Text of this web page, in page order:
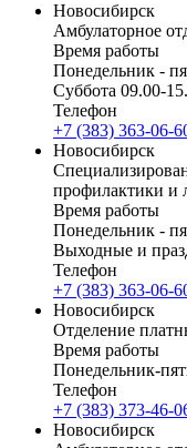
Новосибирск
Амбулаторное
Время работы
Понедельник -
Суббота 09.00-
Телефон
+7 (383) 363-06-
Новосибирск
профилактики
Время работы
Понедельник -
Выходные и
Телефон
+7 (383) 363-06-
Новосибирск
Отделение
Время работы
Понедельник-
Телефон
+7 (383) 373-46-
Новосибирск